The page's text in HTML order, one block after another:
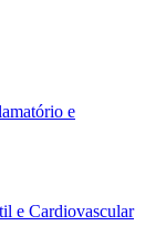
e
e Cardiovascular